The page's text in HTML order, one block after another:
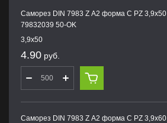
Саморез DIN 7983 Z А2 форма С PZ 3,9х50
79832039 50-OK
3,9х50
4.90 руб.
Саморез DIN 7983 Z А2 форма С PZ 3,9х60